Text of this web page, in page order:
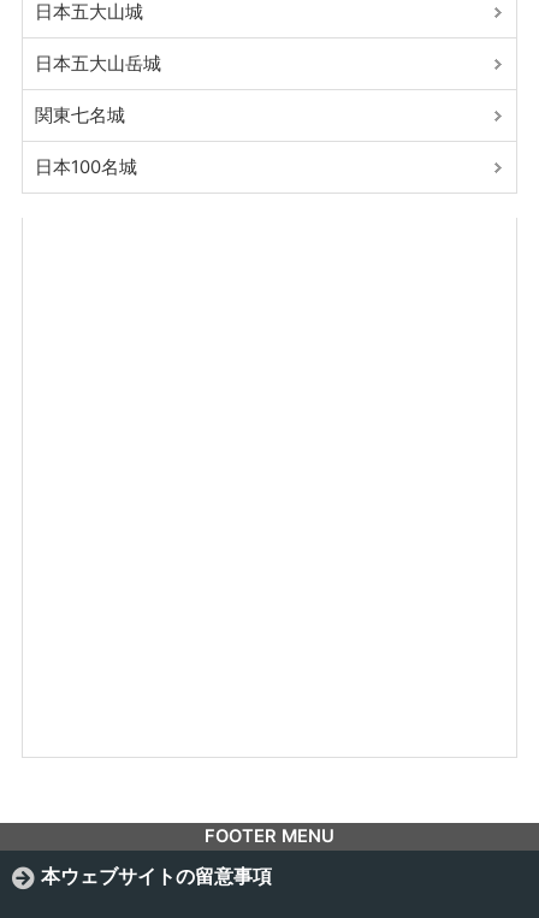
日本五大山城
日本五大山岳城
関東七名城
日本100名城
FOOTER MENU
本ウェブサイトの留意事項